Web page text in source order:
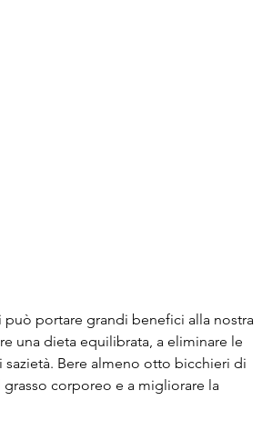
una dieta equilibrata, a eliminare le
sazietà. Bere almeno otto bicchieri di
corporeo e a migliorare la